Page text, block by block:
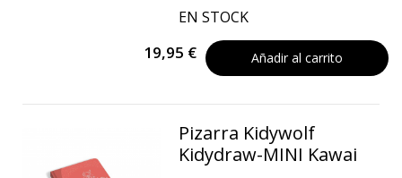
EN STOCK
19,95 € Añadir al carrito
Pizarra Kidywolf
Kidydraw-MINI Kawai